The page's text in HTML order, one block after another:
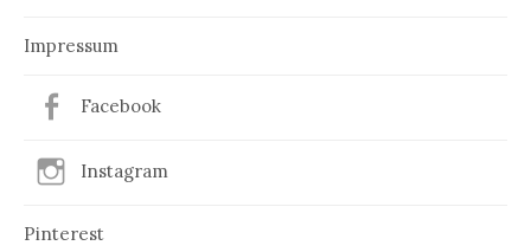
Impressum
Facebook
Instagram
Pinterest